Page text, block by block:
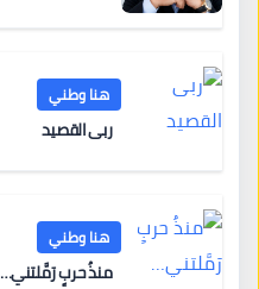
هنا وطني
ربى القصيد
هنا وطني
منذُ حربٍ رَمَّلتني…